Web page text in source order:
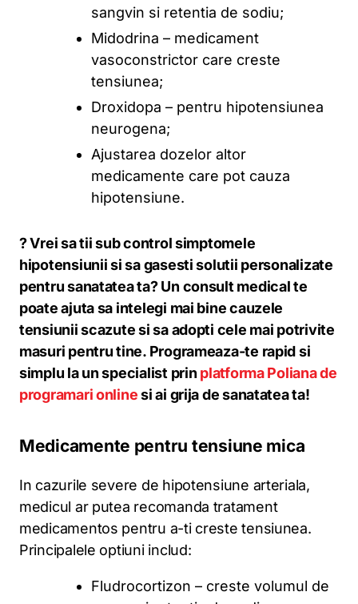
sangvin si retentia de sodiu;
Midodrina – medicament
vasoconstrictor care creste
tensiunea;
Droxidopa – pentru hipotensiunea
neurogena;
Ajustarea dozelor altor
medicamente care pot cauza
hipotensiune.
? Vrei sa tii sub control simptomele
hipotensiunii si sa gasesti solutii personalizate
pentru sanatatea ta? Un consult medical te
poate ajuta sa intelegi mai bine cauzele
tensiunii scazute si sa adopti cele mai potrivite
masuri pentru tine. Programeaza-te rapid si
simplu la un specialist prin platforma Poliana de
programari onlinesi ai grija de sanatatea ta!
Medicamente pentru tensiune mica
In cazurile severe de hipotensiune arteriala,
medicul ar putea recomanda tratament
medicamentos pentru a-ti creste tensiunea.
Principalele optiuni includ:
Fludrocortizon – creste volumul de